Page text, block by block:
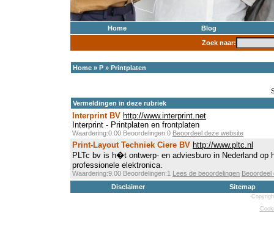
Home
Blog
Zoek naar:
Home » P » Printplaten
Vermeldingen in deze rubriek
Interprint BV http://www.interprint.net
Interprint - Printplaten en frontplaten
Waardering:0.00 Beoordelingen:0 Beoordeel deze website
Print-Layout Techniek Ciere BV http://www.pltc.nl
PLTc bv is h�t ontwerp- en adviesburo in Nederland op
professionele elektronica.
Waardering:9.00 Beoordelingen:1 Lees de beoordelingen Beoordeel
Disclaimer
Sitemap